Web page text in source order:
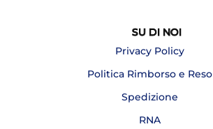
SU DI NOI
Privacy Policy
Politica Rimborso e Reso
Spedizione
RNA